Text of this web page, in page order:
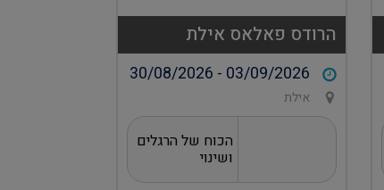
הרודס פאלאס אילת
30/08/2026 - 03/09/2026
אילת
הכוח של הרגלים
ושינוי